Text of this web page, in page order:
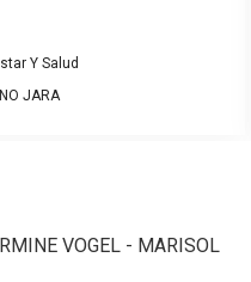
Y Salud
JARA
VOGEL - MARISOL